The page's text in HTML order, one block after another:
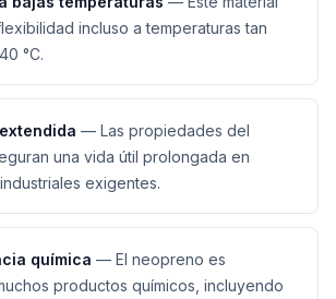
incluso a temperaturas tan
°C.
— Las propiedades del
una vida útil prolongada en
exigentes.
química — El neopreno es
productos químicos, incluyendo